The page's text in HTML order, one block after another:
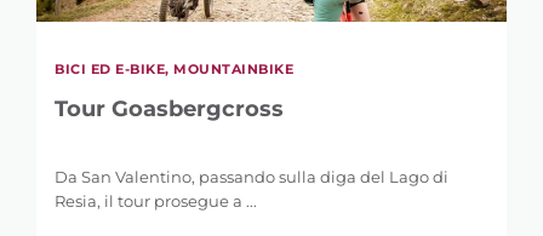
BICI ED E-BIKE, MOUNTAINBIKE
Tour Goasbergcross
Da San Valentino, passando sulla diga del Lago di
Resia, il tour prosegue a ...